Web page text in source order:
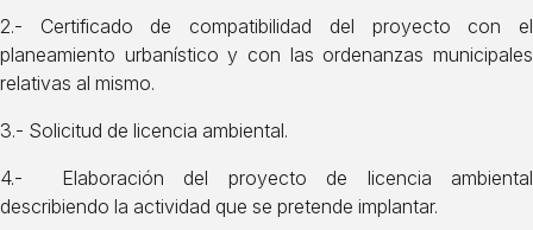
2.- Certificado de compatibilidad del proyecto con el
planeamiento urbanístico y con las ordenanzas municipales
relativas al mismo.
3.- Solicitud de licencia ambiental.
4.- Elaboración del proyecto de licencia ambiental
describiendo la actividad que se pretende implantar.